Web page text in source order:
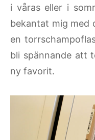
i våras eller i
bekantat mig med
en
bli spännande att
ny favorit.